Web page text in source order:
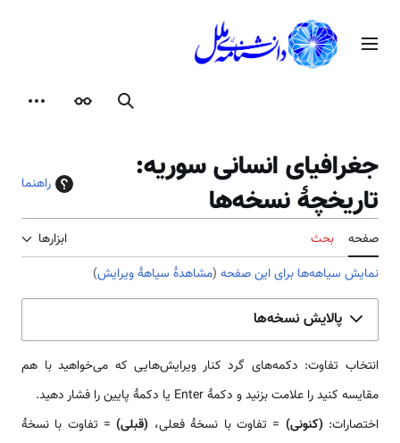
محتوامنوی اصلی
جستجوظاهر
جغرافیای انسانی سوریه:
تاریخچهٔ نسخه‌ها
راهنما
صفحه بحث
ابزارها
نمایش سیاهه‌ها برای این صفحه (مشاهدهٔ سیاههٔ ویرایش)
پالایش نسخه‌ها
انتخاب تفاوت: دکمه‌های گرد کنار ویرایش‌هایی که می‌خواهید با هم
مقایسه کنید را علامت بزنید و دکمهٔ Enter یا دکمهٔ پایین را فشار دهید.
اختصارات:(کنونی) = تفاوت با نسخهٔ فعلی، (قبلی)= تفاوت با نسخهٔ